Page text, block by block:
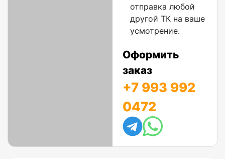
отправка любой
другой ТК на ваше
усмотрение.
Оформить
заказ
+7 993 992
0472